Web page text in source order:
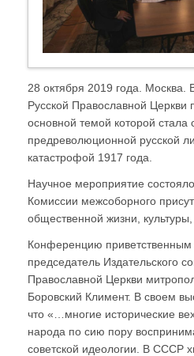
28 октября 2019 года. Москва.
Русской Православной Церкви
основной темой которой стала
предреволюционной русской
катастрофой 1917 года.
Научное мероприятие
Комиссии межсоборного
общественной жизни,
Конференцию приветственным
председатель Издательского
Православной Церкви
Боровский Климент. В своем
что «…многие исторические
народа по сию пору
советской идеологии. В СССР